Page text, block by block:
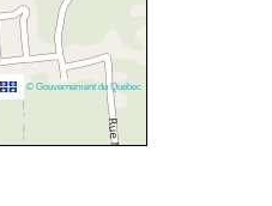
© Gouvernement du Québec